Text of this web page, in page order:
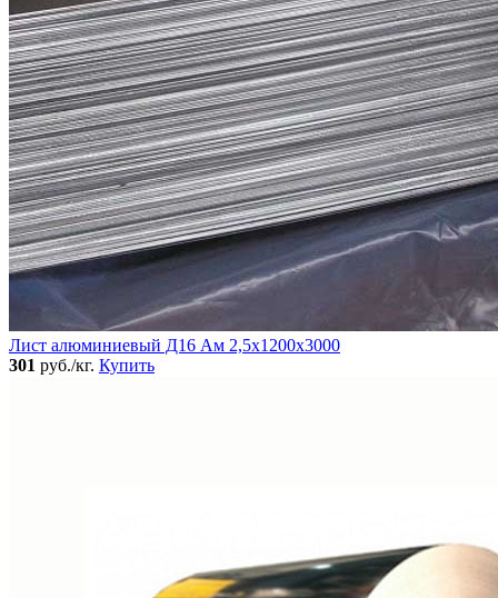
Лист алюминиевый Д16 Ам 2,5х1200х3000
301 руб./кг. Купить